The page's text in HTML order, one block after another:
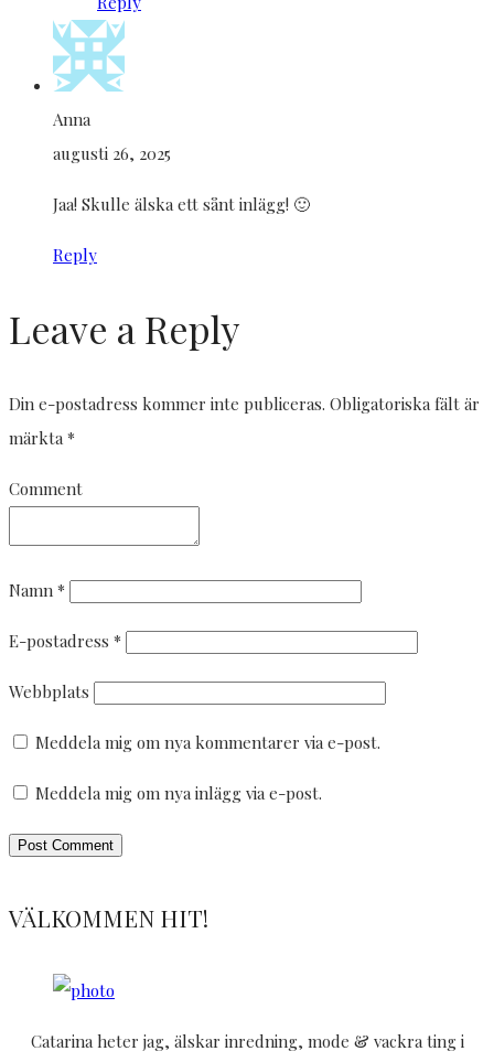
Anna
augusti 26, 2025
Jaa! Skulle älska ett sånt inlägg! 🙂
Reply
Leave a Reply
Din e-postadress kommer inte publiceras. Obligatoriska fält är
märkta *
Comment
Namn *
E-postadress *
Webbplats
Meddela mig om nya kommentarer via e-post.
Meddela mig om nya inlägg via e-post.
VÄLKOMMEN HIT!
Catarina heter jag, älskar inredning, mode & vackra ting i